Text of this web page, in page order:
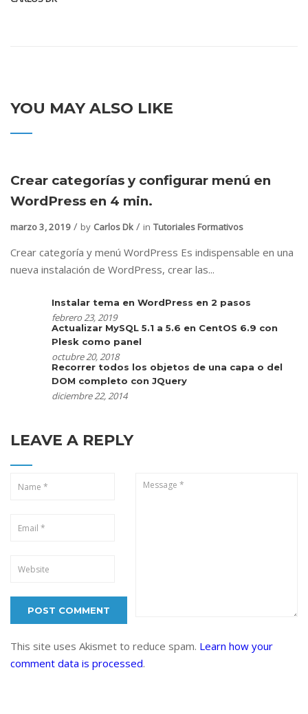
YOU MAY ALSO LIKE
Crear categorías y configurar menú en
WordPress en 4 min.
marzo 3, 2019 by Carlos Dk in Tutoriales Formativos
Crear categoría y menú WordPress Es indispensable en una
nueva instalación de WordPress, crear las...
Instalar tema en WordPress en 2 pasos
febrero 23, 2019
Actualizar MySQL 5.1 a 5.6 en CentOS 6.9 con
Plesk como panel
octubre 20, 2018
Recorrer todos los objetos de una capa o del
DOM completo con JQuery
diciembre 22, 2014
LEAVE A REPLY
This site uses Akismet to reduce spam. Learn how your
comment data is processed.